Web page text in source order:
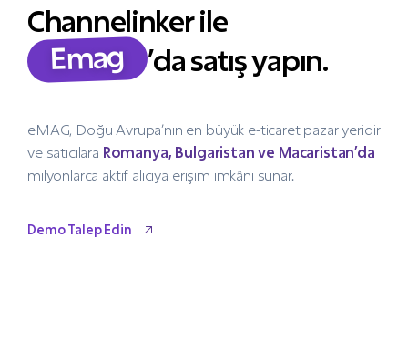
Channelinker ile
Emag ’da satış yapın.
eMAG, Doğu Avrupa’nın en büyük e-ticaret pazar yeridir
ve satıcılara Romanya, Bulgaristan ve Macaristan’da
milyonlarca aktif alıcıya erişim imkânı sunar.
Demo Talep Edin